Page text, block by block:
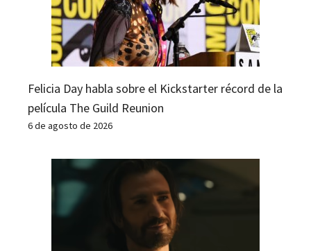
Felicia Day habla sobre el Kickstarter récord de la
película The Guild Reunion
6 de agosto de 2026